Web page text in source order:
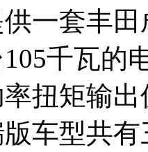
一套丰
千瓦的
扭矩输
车型共